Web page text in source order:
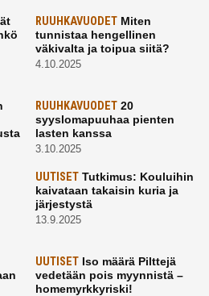
RUUHKAVUODETMiten
tunnistaa hengellinen
väkivalta ja toipua siitä?
4.10.2025
RUUHKAVUODET20
syyslomapuuhaa pienten
lasten kanssa
3.10.2025
UUTISETTutkimus: Kouluihin
kaivataan takaisin kuria ja
järjestystä
13.9.2025
UUTISETIso määrä Pilttejä
vedetään pois myynnistä –
homemyrkkyriski!